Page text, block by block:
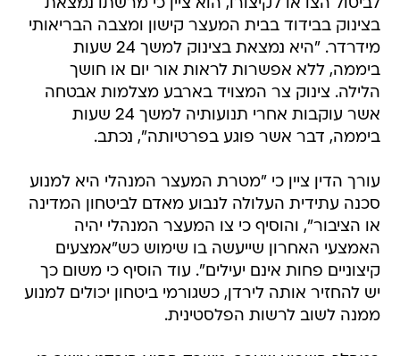
לביטול הצו או לקיצורו, הוא ציין כי מרשתו נמצאת
בצינוק בבידוד בבית המעצר קישון ומצבה הבריאותי
מידרדר. "היא נמצאת בצינוק למשך 24 שעות
ביממה, ללא אפשרות לראות אור יום או חושך
הלילה. צינוק צר המצויד בארבע מצלמות אבטחה
אשר עוקבות אחרי תנועותיה למשך 24 שעות
ביממה, דבר אשר פוגע בפרטיותה", נכתב.
עורך הדין ציין כי "מטרת המעצר המנהלי היא למנוע
סכנה עתידית העלולה לנבוע מאדם לביטחון המדינה
או הציבור", והוסיף כי צו המעצר המנהלי יהיה
האמצעי האחרון שייעשה בו שימוש כש"אמצעים
קיצוניים פחות אינם יעילים". עוד הוסיף כי משום כך
יש להחזיר אותה לירדן, כשגורמי ביטחון יכולים למנוע
ממנה לשוב לרשות הפלסטינית.